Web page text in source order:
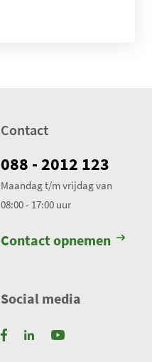
Contact
088 - 2012 123
Maandag t/m vrijdag van
08:00 - 17:00 uur
Contact opnemen
Social media